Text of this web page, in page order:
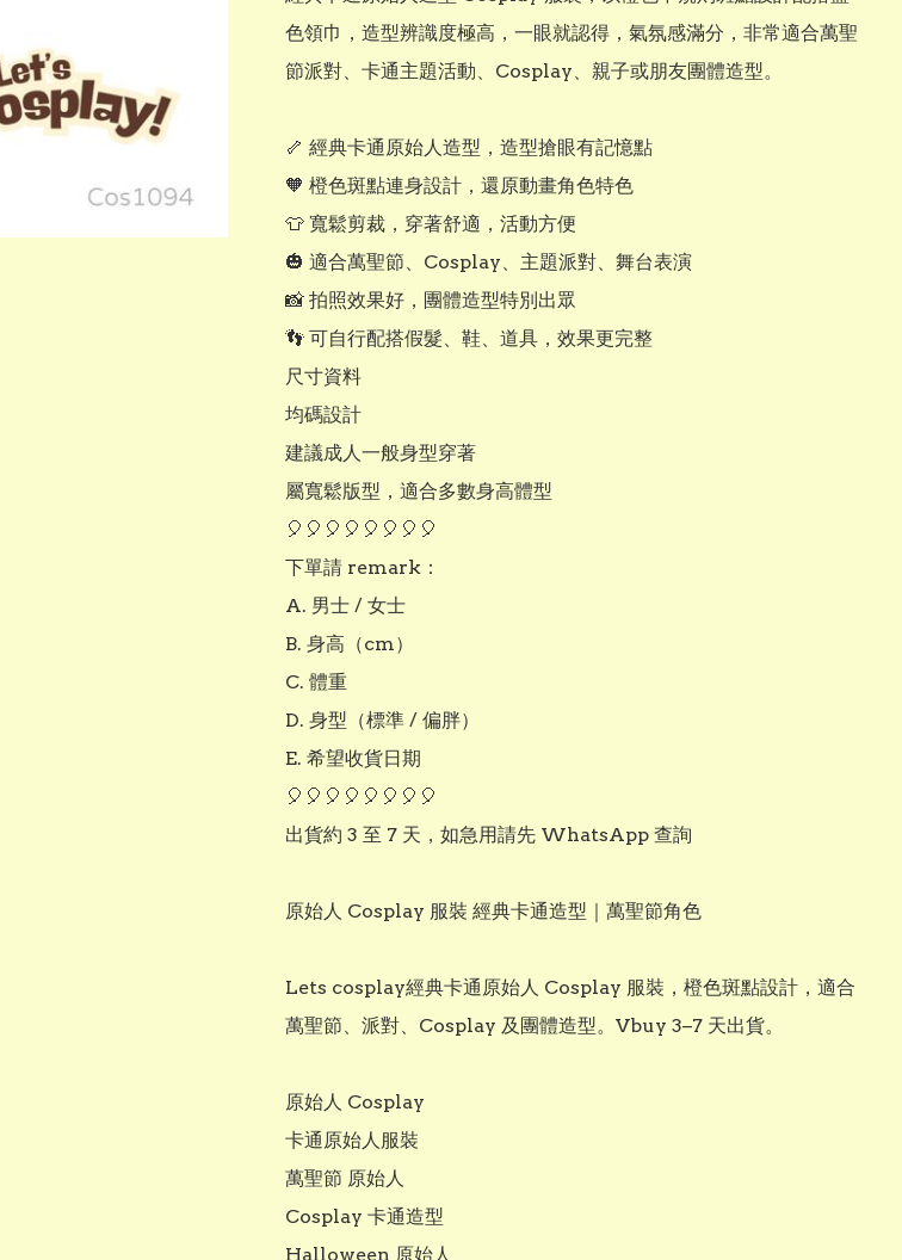
色領巾，造型辨識度極高，一眼就認得，氣氛感滿分，非常適合萬聖
節派對、卡通主題活動、Cosplay、親子或朋友團體造型。
🦴 經典卡通原始人造型，造型搶眼有記憶點
🧡 橙色斑點連身設計，還原動畫角色特色
👕 寬鬆剪裁，穿著舒適，活動方便
🎃 適合萬聖節、Cosplay、主題派對、舞台表演
📸 拍照效果好，團體造型特別出眾
👣 可自行配搭假髮、鞋、道具，效果更完整
尺寸資料
均碼設計
建議成人一般身型穿著
屬寬鬆版型，適合多數身高體型
🎈🎈🎈🎈🎈🎈🎈🎈
下單請 remark：
A. 男士 / 女士
B. 身高（cm）
C. 體重
D. 身型（標準 / 偏胖）
E. 希望收貨日期
🎈🎈🎈🎈🎈🎈🎈🎈
出貨約 3 至 7 天，如急用請先 WhatsApp 查詢
原始人 Cosplay 服裝 經典卡通造型｜萬聖節角色
Lets cosplay經典卡通原始人 Cosplay 服裝，橙色斑點設計，適合
萬聖節、派對、Cosplay 及團體造型。Vbuy 3–7 天出貨。
原始人 Cosplay
卡通原始人服裝
萬聖節 原始人
Cosplay 卡通造型
Halloween 原始人